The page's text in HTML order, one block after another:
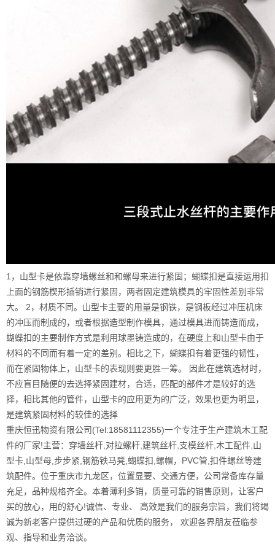
1，山型卡是依靠穿墙螺丝和和螺母来进行紧固；蝴蝶扣是直接运用扣
上面的钢筋楔形插销进行紧固，两者固定建筑模具的牢固性差别非常
大。 2，材质不同。山型卡主要的用量是钢铁，是钢板经过冲压机床
的冲压而制成的，或者根据造型制作模具，通过模具进而铸造而成，
蝴蝶扣的主要制作方式是利用球墨铸造成的，在硬度上和山型卡由于
材料的不同而有着一定的差别。相比之下，蝴蝶扣有着更强的韧性，
而在紧固物体上，山型卡的表现则要更胜一筹。 因此在建筑选材时，
不应盲目随便的去选择紧固建材，合适，匹配的部件才是较好的选
择，相比其他的管件，山型卡的应用更为的广泛，效果也更为明显，
是建筑紧固材料的较佳的选择
重庆恒迅物资有限公司(Tel:18581112355)一个专注于生产建筑木工配
件的厂家!主营：穿墙丝杆,对拉螺杆,建筑丝杆,支模丝杆,木工配件,山
型卡,山型母,步步紧,钢筋铁马凳,蝴蝶扣,螺帽，PVC管,扣件螺丝等建
筑配件。位于重庆市九龙区，位置显要、交通方便，公司常备库存量
充足，品种规格齐全。本着薄利多销，质量可靠的销售原则，让客户
买的放心，用的舒心!诚信、专业、 高效是我们的服务宗旨，我们将竭
诚为新老客户提供过硬的产品和优质的服务， 欢迎各界朋友莅临参
观、指导和业务洽谈。